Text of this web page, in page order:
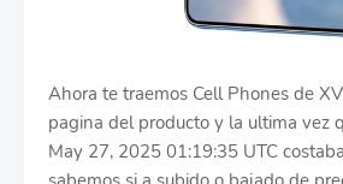
Ahora te traemos Cell Phones de
pagina del producto y la ultima vez
May 27, 2025 01:19:35 UTC